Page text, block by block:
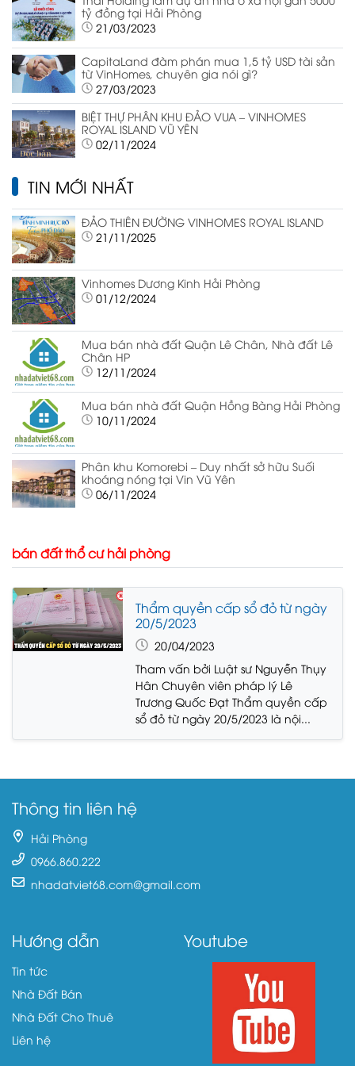
tỷ đồng tại Hải Phòng
21/03/2023
CapitaLand đàm phán mua 1,5 tỷ USD tài sản
từ VinHomes, chuyên gia nói gì?
27/03/2023
BIỆT THỰ PHÂN KHU ĐẢO VUA – VINHOMES
ROYAL ISLAND VŨ YÊN
02/11/2024
TIN MỚI NHẤT
ĐẢO THIÊN ĐƯỜNG VINHOMES ROYAL ISLAND
21/11/2025
Vinhomes Dương Kinh Hải Phòng
01/12/2024
Mua bán nhà đất Quận Lê Chân, Nhà đất Lê
Chân HP
12/11/2024
Mua bán nhà đất Quận Hồng Bàng Hải Phòng
10/11/2024
Phân khu Komorebi – Duy nhất sở hữu Suối
khoáng nóng tại Vin Vũ Yên
06/11/2024
bán đất thổ cư hải phòng
Thẩm quyền cấp sổ đỏ từ ngày
20/5/2023
20/04/2023
Tham vấn bởi Luật sư Nguyễn Thụy
Hân Chuyên viên pháp lý Lê
Trương Quốc Đạt Thẩm quyền cấp
sổ đỏ từ ngày 20/5/2023 là nội...
Thông tin liên hệ
Hải Phòng
0966.860.222
nhadatviet68.com@gmail.com
Hướng dẫn
Tin tức
Nhà Đất Bán
Nhà Đất Cho Thuê
Liên hệ
Youtube